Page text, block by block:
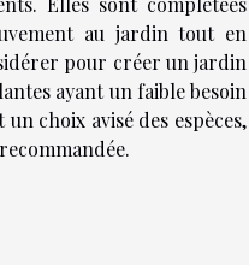
au jardin tout en
pour créer un jardin
ayant un faible besoin
choix avisé des espèces,